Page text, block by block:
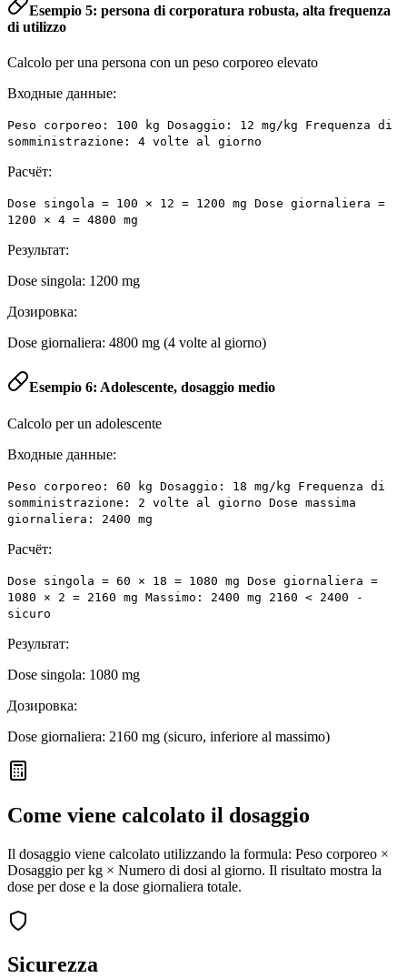
Esempio 5: persona di corporatura robusta, alta frequenza
di utilizzo
Calcolo per una persona con un peso corporeo elevato
Входные данные:
Peso corporeo: 100 kg Dosaggio: 12 mg/kg Frequenza di
somministrazione: 4 volte al giorno
Расчёт:
Dose singola = 100 × 12 = 1200 mg Dose giornaliera =
1200 × 4 = 4800 mg
Результат:
Dose singola: 1200 mg
Дозировка:
Dose giornaliera: 4800 mg (4 volte al giorno)
Esempio 6: Adolescente, dosaggio medio
Calcolo per un adolescente
Входные данные:
Peso corporeo: 60 kg Dosaggio: 18 mg/kg Frequenza di
somministrazione: 2 volte al giorno Dose massima
giornaliera: 2400 mg
Расчёт:
Dose singola = 60 × 18 = 1080 mg Dose giornaliera =
1080 × 2 = 2160 mg Massimo: 2400 mg 2160 < 2400 -
sicuro
Результат:
Dose singola: 1080 mg
Дозировка:
Dose giornaliera: 2160 mg (sicuro, inferiore al massimo)
Come viene calcolato il dosaggio
Il dosaggio viene calcolato utilizzando la formula: Peso corporeo ×
Dosaggio per kg × Numero di dosi al giorno. Il risultato mostra la
dose per dose e la dose giornaliera totale.
Sicurezza